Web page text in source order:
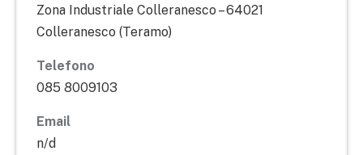
Zona Industriale Colleranesco – 64021
Colleranesco (Teramo)
Telefono
085 8009103
Email
n/d